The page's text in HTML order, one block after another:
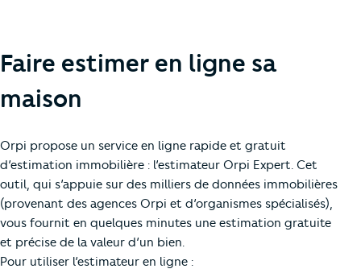
Faire estimer en ligne sa
maison
Orpi propose un service en ligne rapide et gratuit
d’estimation immobilière : l’estimateur Orpi Expert. Cet
outil, qui s’appuie sur des milliers de données immobilières
(provenant des agences Orpi et d’organismes spécialisés),
vous fournit en quelques minutes une estimation gratuite
et précise de la valeur d’un bien.
Pour utiliser l’estimateur en ligne :